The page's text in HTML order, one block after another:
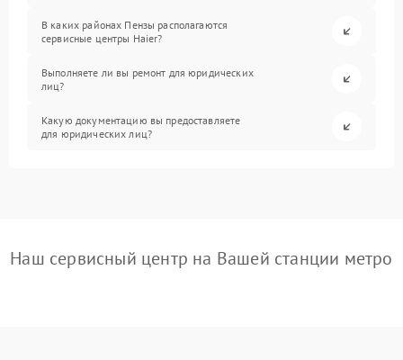
В каких районах Пензы располагаются
сервисные центры Haier?
Выполняете ли вы ремонт для юридических
лиц?
Какую документацию вы предоставляете
для юридических лиц?
Наш сервисный центр на Вашей станции метро